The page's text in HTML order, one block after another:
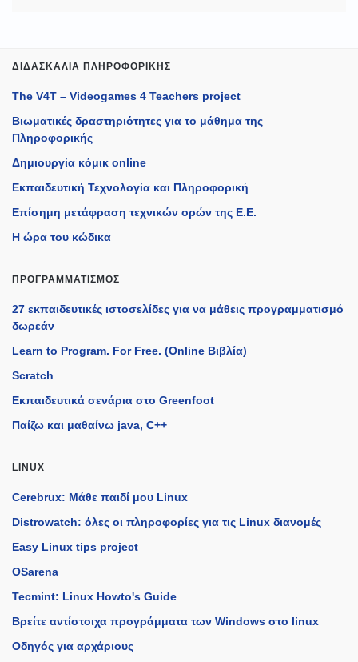
ΔΙΔΑΣΚΑΛΊΑ ΠΛΗΡΟΦΟΡΙΚΉΣ
The V4T – Videogames 4 Teachers project
Βιωματικές δραστηριότητες για το μάθημα της
Πληροφορικής
Δημιουργία κόμικ online
Εκπαιδευτική Τεχνολογία και Πληροφορική
Επίσημη μετάφραση τεχνικών ορών της Ε.Ε.
Η ώρα του κώδικα
ΠΡΟΓΡΑΜΜΑΤΙΣΜΌΣ
27 εκπαιδευτικές ιστοσελίδες για να μάθεις προγραμματισμό
δωρεάν
Learn to Program. For Free. (Online Βιβλία)
Scratch
Εκπαιδευτικά σενάρια στο Greenfoot
Παίζω και μαθαίνω java, C++
LINUX
Cerebrux: Μάθε παιδί μου Linux
Distrowatch: όλες οι πληροφορίες για τις Linux διανομές
Easy Linux tips project
OSarena
Tecmint: Linux Howto's Guide
Βρείτε αντίστοιχα προγράμματα των Windows στο linux
Οδηγός για αρχάριους